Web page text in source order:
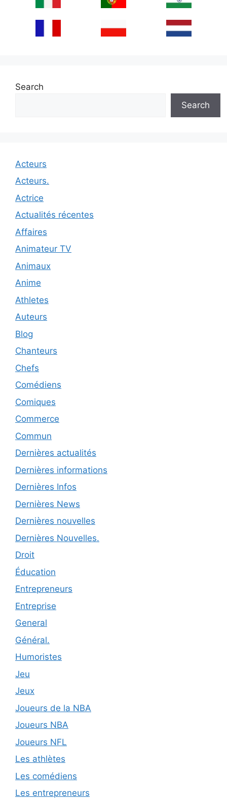
Search
Search
Acteurs
Acteurs.
Actrice
Actualités récentes
Affaires
Animateur TV
Animaux
Anime
Athletes
Auteurs
Blog
Chanteurs
Chefs
Comédiens
Comiques
Commerce
Commun
Dernières actualités
Dernières informations
Dernières Infos
Dernières News
Dernières nouvelles
Dernières Nouvelles.
Droit
Éducation
Entrepreneurs
Entreprise
General
Général.
Humoristes
Jeu
Jeux
Joueurs de la NBA
Joueurs NBA
Joueurs NFL
Les athlètes
Les comédiens
Les entrepreneurs